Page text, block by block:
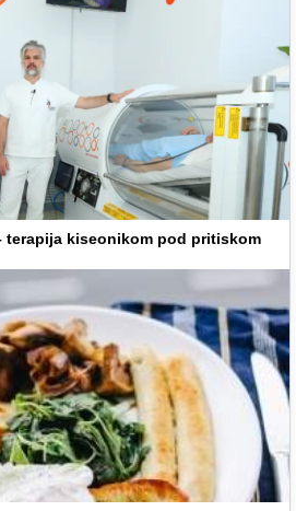
terapija kiseonikom pod pritiskom